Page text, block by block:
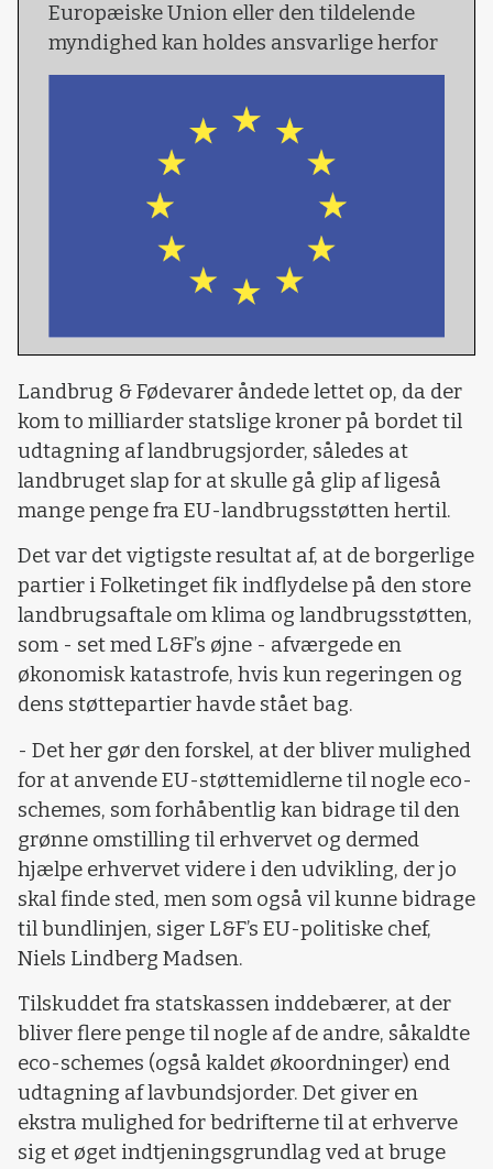
Europæiske Union eller den tildelende
myndighed kan holdes ansvarlige herfor
Landbrug & Fødevarer åndede lettet op, da der
kom to milliarder statslige kroner på bordet til
udtagning af landbrugsjorder, således at
landbruget slap for at skulle gå glip af ligeså
mange penge fra EU-landbrugsstøtten hertil.
Det var det vigtigste resultat af, at de borgerlige
partier i Folketinget fik indflydelse på den store
landbrugsaftale om klima og landbrugsstøtten,
som - set med L&F’s øjne - afværgede en
økonomisk katastrofe, hvis kun regeringen og
dens støttepartier havde stået bag.
- Det her gør den forskel, at der bliver mulighed
for at anvende EU-støttemidlerne til nogle eco-
schemes, som forhåbentlig kan bidrage til den
grønne omstilling til erhvervet og dermed
hjælpe erhvervet videre i den udvikling, der jo
skal finde sted, men som også vil kunne bidrage
til bundlinjen, siger L&F’s EU-politiske chef,
Niels Lindberg Madsen.
Tilskuddet fra statskassen inddebærer, at der
bliver flere penge til nogle af de andre, såkaldte
eco-schemes (også kaldet økoordninger) end
udtagning af lavbundsjorder. Det giver en
ekstra mulighed for bedrifterne til at erhverve
sig et øget indtjeningsgrundlag ved at bruge